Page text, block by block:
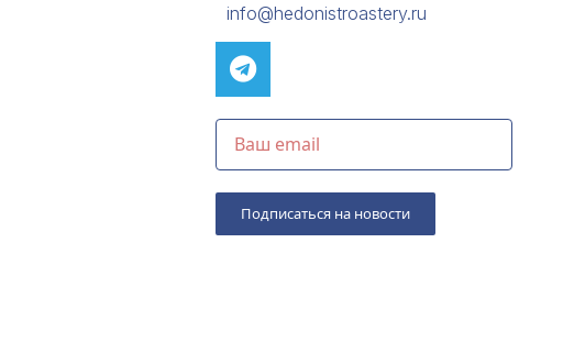
info@hedonistroastery.ru
Подписаться на новости